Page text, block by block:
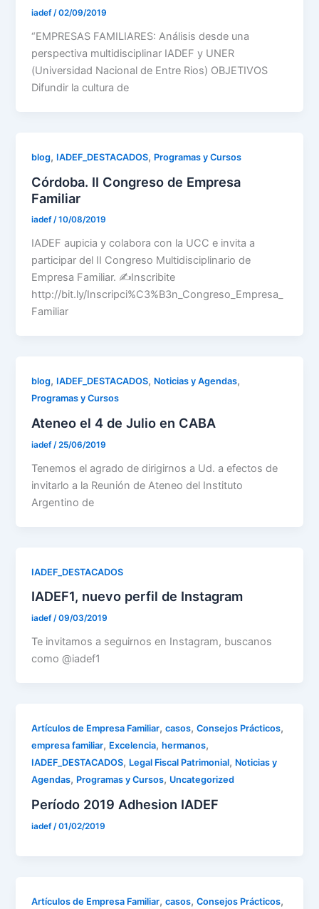
iadef/02/09/2019
“EMPRESAS FAMILIARES: Análisis desde una
perspectiva multidisciplinar IADEF y UNER
(Universidad Nacional de Entre Rios) OBJETIVOS
Difundir la cultura de
blog, IADEF_DESTACADOS, Programas y Cursos
Córdoba. II Congreso de Empresa
Familiar
iadef/10/08/2019
IADEF aupicia y colabora con la UCC e invita a
participar del II Congreso Multidisciplinario de
Empresa Familiar. ✍️Inscribite
http://bit.ly/Inscripci%C3%B3n_Congreso_Empresa_
Familiar
blog, IADEF_DESTACADOS, Noticias y Agendas,
Programas y Cursos
Ateneo el 4 de Julio en CABA
iadef/25/06/2019
Tenemos el agrado de dirigirnos a Ud. a efectos de
invitarlo a la Reunión de Ateneo del Instituto
Argentino de
IADEF_DESTACADOS
IADEF1, nuevo perfil de Instagram
iadef/09/03/2019
Te invitamos a seguirnos en Instagram, buscanos
como @iadef1
Artículos de Empresa Familiar,casos,Consejos Prácticos,
empresa familiar, Excelencia,hermanos,
IADEF_DESTACADOS, Legal Fiscal Patrimonial, Noticias y
Agendas, Programas y Cursos, Uncategorized
Período 2019 Adhesion IADEF
iadef /01/02/2019
Artículos de Empresa Familiar,casos,Consejos Prácticos,